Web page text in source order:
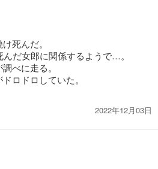
死んだ。
だ女郎に関係するようで…。
べに走る。
ロドロしていた。
2022年12月03日